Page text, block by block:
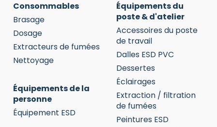
Consommables
Brasage
Dosage
Extracteurs de fumées
Nettoyage
Équipements de la
personne
Équipement ESD
Équipements du
poste & d'atelier
Accessoires du poste
de travail
Dalles ESD PVC
Dessertes
Éclairages
Extraction / filtration
de fumées
Peintures ESD